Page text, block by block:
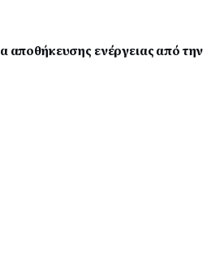
ενέργειας από την